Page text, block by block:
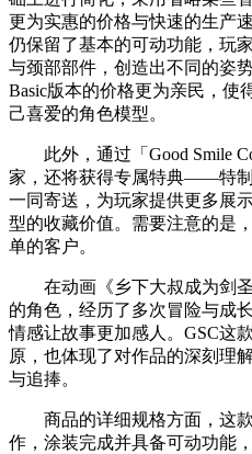
更为实惠的价格与快速的生产
仍保留了基本的可动功能，玩
与颈部部件，创造出不同的姿
Basic版本的价格更为亲民，使
己喜爱的角色模型。
此外，通过「Good Smile
家，还将获得专属特典——特
一同寄送，为玩家提供更多展
型的收藏价值。需要注意的是
单的客户。
在动画《乡下大叔成为剑圣
的角色，经历了多次冒险与成
情感让故事更加感人。GSC这
原，也体现了对作品的深刻理
与追捧。
商品的详细规格方面，这款
作，涂装完成并具备可动功能